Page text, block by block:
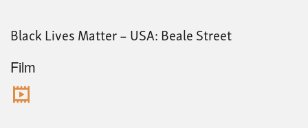
Black Lives Matter – USA: Beale Street
Film